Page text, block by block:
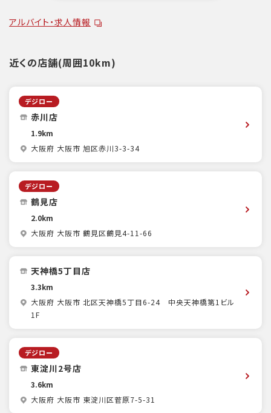
アルバイト・求人情報
近くの店舗(周囲10km)
デジロー
赤川店
1.9km
大阪府 大阪市 旭区赤川3-3-34
デジロー
鶴見店
2.0km
大阪府 大阪市 鶴見区鶴見4-11-66
天神橋5丁目店
3.3km
大阪府 大阪市 北区天神橋5丁目6-24 中央天神橋第1ビル
1F
デジロー
東淀川2号店
3.6km
大阪府 大阪市 東淀川区菅原7-5-31